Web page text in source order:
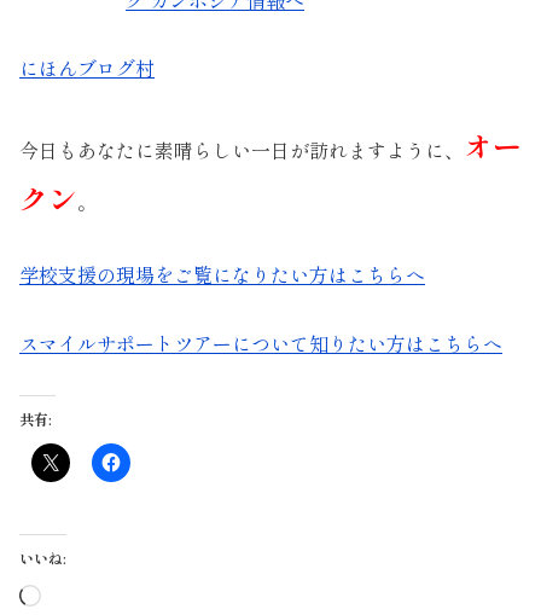
にほんブログ村
今日もあなたに素晴らしい一日が訪れますように、 オー
クン。
学校支援の現場をご覧になりたい方はこちらへ
スマイルサポートツアーについて知りたい方はこちらへ
共有:
いいね:
読